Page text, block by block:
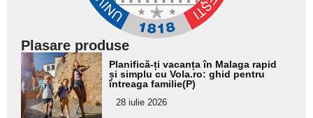
Plasare produse
Adaugă
aici textul
pentru
subtitlu
Planifică-ți vacanța în Malaga rapid
și simplu cu Vola.ro: ghid pentru
întreaga familie(P)
28 iulie 2026